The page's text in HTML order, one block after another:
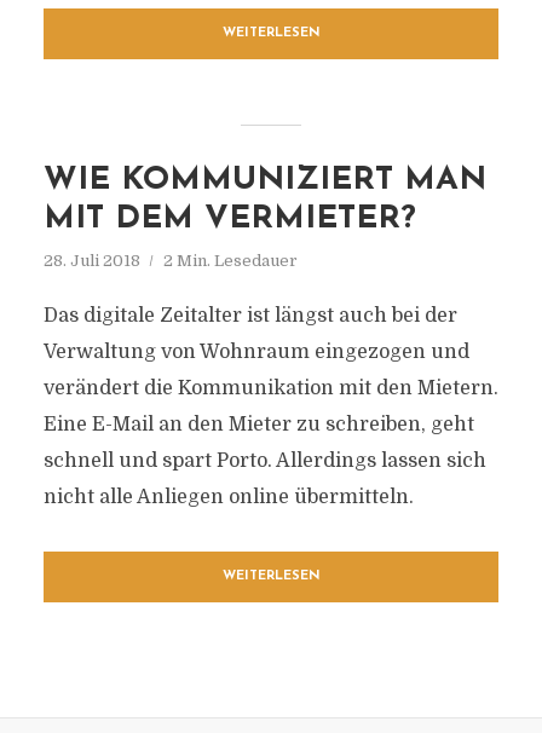
WEITERLESEN
WIE KOMMUNIZIERT MAN
MIT DEM VERMIETER?
28. Juli 2018 2 Min. Lesedauer
Das digitale Zeitalter ist längst auch bei der
Verwaltung von Wohnraum eingezogen und
verändert die Kommunikation mit den Mietern.
Eine E-Mail an den Mieter zu schreiben, geht
schnell und spart Porto. Allerdings lassen sich
nicht alle Anliegen online übermitteln.
WEITERLESEN